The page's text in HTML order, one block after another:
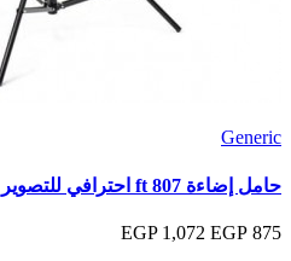
Generic
حامل إضاءة ft 807 احترافي للتصوير
875 EGP
1,072 EGP